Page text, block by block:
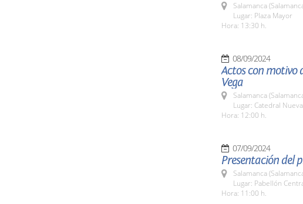
Salamanca
Lugar: Plaza Mayor
Hora: 13:30 h.
08/09/2024
Actos con motivo
Vega
Salamanca
Lugar: Catedral Nueva
Hora: 12:00 h.
07/09/2024
Presentación del
Salamanca
Lugar: Pabellón
Hora: 11:00 h.